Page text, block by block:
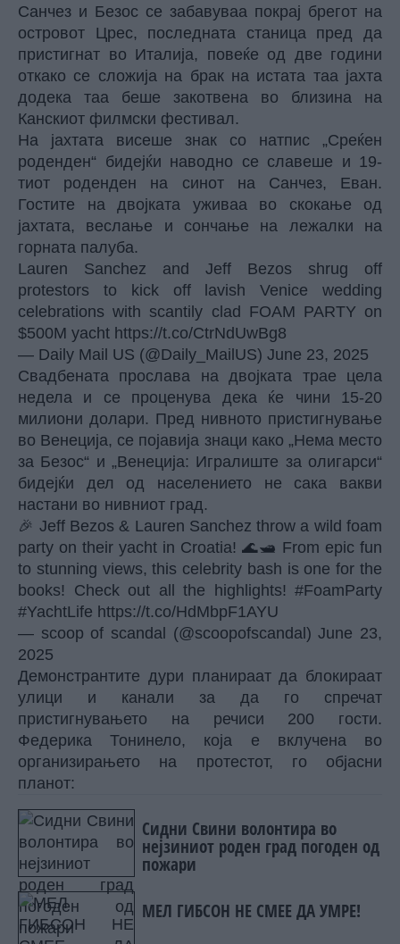
Санчез и Безос се забавуваа покрај брегот на
островот Црес, последната станица пред да
пристигнат во Италија, повеќе од две години
откако се сложија на брак на истата таа јахта
додека таа беше закотвена во близина на
Канскиот филмски фестивал.
На јахтата висеше знак со натпис „Среќен
роденден“ бидејќи наводно се славеше и 19-
тиот роденден на синот на Санчез, Еван.
Гостите на двојката уживаа во скокање од
јахтата, веслање и сончање на лежалки на
горната палуба.
Lauren Sanchez and Jeff Bezos shrug off
protestors to kick off lavish Venice wedding
celebrations with scantily clad FOAM PARTY on
$500M yacht https://t.co/CtrNdUwBg8
— Daily Mail US (@Daily_MailUS) June 23, 2025
Свадбената прослава на двојката трае цела
недела и се проценува дека ќе чини 15-20
милиони долари. Пред нивното пристигнување
во Венеција, се појавија знаци како „Нема место
за Безос“ и „Венеција: Игралиште за олигарси“
бидејќи дел од населението не сака вакви
настани во нивниот град.
🎉 Jeff Bezos & Lauren Sanchez throw a wild foam
party on their yacht in Croatia! 🌊🛥️ From epic fun
to stunning views, this celebrity bash is one for the
books! Check out all the highlights! #FoamParty
#YachtLife https://t.co/HdMbpF1AYU
— scoop of scandal (@scoopofscandal)June 23,
2025
Демонстрантите дури планираат да блокираат
улици и канали за да го спречат
пристигнувањето на речиси 200 гости.
Федерика Тонинело, која е вклучена во
организирањето на протестот, го објасни
планот:
Сидни Свини волонтира во
нејзиниот роден град погоден од
пожари
МЕЛ ГИБСОН НЕ СМЕЕ ДА УМРЕ!